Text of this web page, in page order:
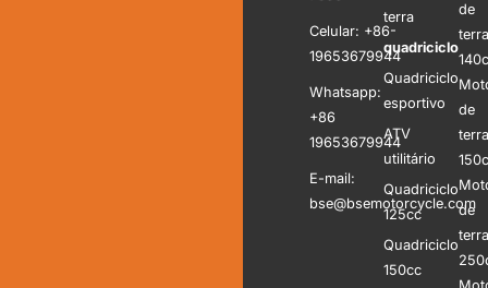
Celular: +86-
19653679944
Whatsapp:
+86
19653679944
E-mail:
bse@bsemotorcycle.com
terra
quadriciclo
Quadriciclo
esportivo
ATV
utilitário
Quadriciclo
125cc
Quadriciclo
150cc
de
terra
de
terra
de
terra